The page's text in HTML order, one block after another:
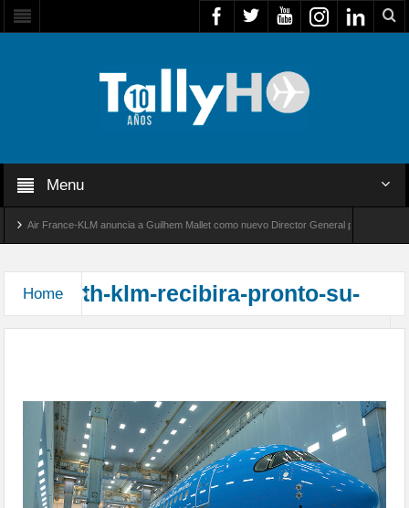
Menu
Air France-KLM anuncia a Guilhem Mallet como nuevo Director General para América
Home th-klm-recibira-pronto-su-
primer-a350